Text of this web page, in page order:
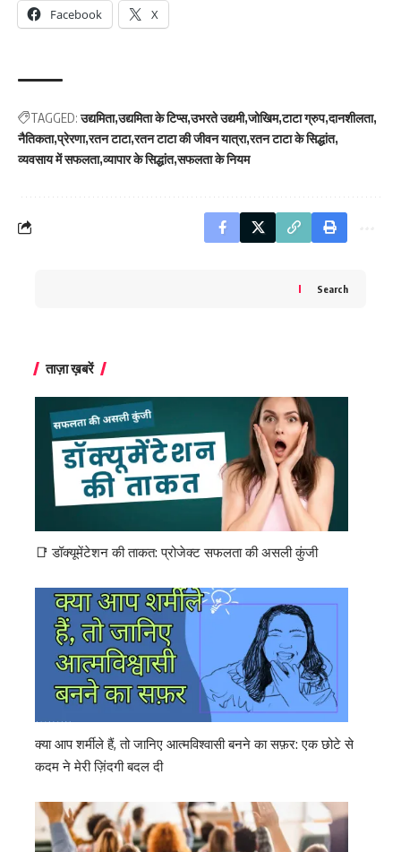
Facebook X
TAGGED: उद्यमिता उद्यमिता के टिप्स उभरते उद्यमी जोखिम टाटा ग्रुप दानशीलता
नैतिकता प्रेरणा रतन टाटा रतन टाटा की जीवन यात्रा रतन टाटा के सिद्धांत
व्यवसाय में सफलता व्यापार के सिद्धांत सफलता के नियम
Search
ताज़ा ख़बरें
📑 डॉक्यूमेंटेशन की ताकत: प्रोजेक्ट सफलता की असली कुंजी
क्या आप शर्मीले हैं, तो जानिए आत्मविश्वासी बनने का सफ़र: एक छोटे से
कदम ने मेरी ज़िंदगी बदल दी